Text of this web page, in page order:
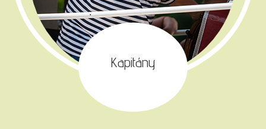
Kapitány